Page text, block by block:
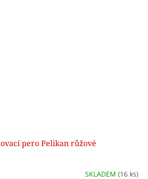
pero Pelikan růžové
SKLADEM (16 ks)